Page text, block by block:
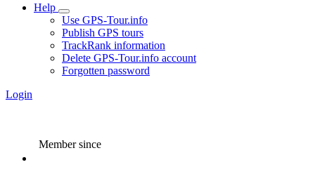
Help
Use GPS-Tour.info
Publish GPS tours
TrackRank information
Delete GPS-Tour.info account
Forgotten password
Login
Member since